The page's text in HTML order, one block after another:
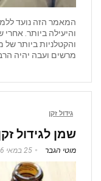
המאמר הזה נועד
והיעילה ביותר.
והקטלניות ביותר
מרשים ועבה יהיה
גידול זקן
שמן לגידול
מוטי הגבר 25 במאי 2026